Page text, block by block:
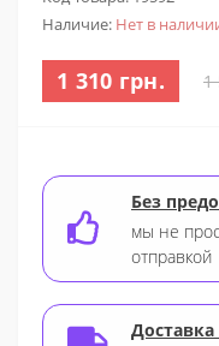
Наличие: Нет в
1 310 грн. 1
Без
мы не
отправкой
Доставка